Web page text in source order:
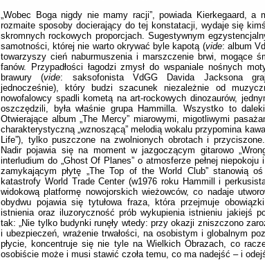
„Wobec Boga nigdy nie mamy racji”, powiada Kierkegaard, a
rozmaite sposoby docierający do tej konstatacji, wydaje się
skromnych rockowych proporcjach. Sugestywnym
samotności, której nie warto okrywać byle kapotą (vide: album
towarzyszy cień naburmuszenia i marszczenie brwi, mogące
fanów. Przypadłości łagodzi zmysł do wspaniale nośnych
brawury (vide: saksofonista VdGG Davida Jacksona
jednocześnie), który budzi szacunek niezależnie od
nowofalowcy spadli kometą na art-rockowych dinozaurów,
oszczędzili, była właśnie grupa Hammilla. Wszystko to
Otwierające album „The Mercy” miarowymi, migotliwymi
charakterystyczną „wznoszącą” melodią wokalu przypomina
Life”), tylko puszczone na zwolnionych obrotach i
Nadir pojawia się na moment w jazgoczącym gitarowo
interludium do „Ghost Of Planes” o atmosferze pełnej
zamykającym płytę „The Top of the World Club” stanowią
katastrofy World Trade Center (w1976 roku Hammill i
widokową platformę nowojorskich wieżowców, co nadaje
obydwu pojawia się tytułowa fraza, która przejmuje
istnienia oraz iluzoryczność prób wykupienia istnieniu jakiejś
tak: „Nie tylko budynki runęły wtedy: przy okazji zniszczono
i ubezpieczeń, wrażenie trwałości, na osobistym i globalnym
płycie, koncentruje się nie tyle na Wielkich Obrazach, co
osobiście może i musi stawić czoła temu, co ma nadejść – i